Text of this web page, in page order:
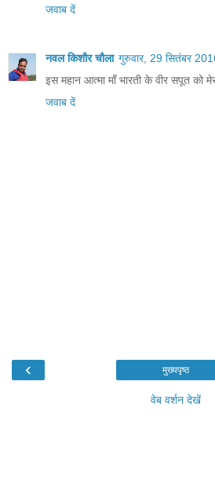
जवाब दें
नवल किशौर चौला गुरुवार, 29 सितंबर
इस महान आत्मा माँ भारती के वीर सपूत को
जवाब दें
‹ मुख्यपृष्ठ
वेब वर्शन देखें